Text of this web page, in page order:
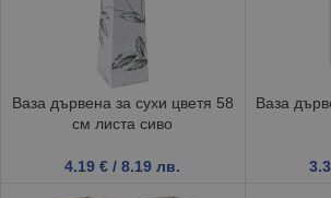
Ваза дървена за сухи цветя 58
см листа сиво
4.19€ / 8.19 лв.
Ваза